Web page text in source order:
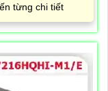
từng chi tiết